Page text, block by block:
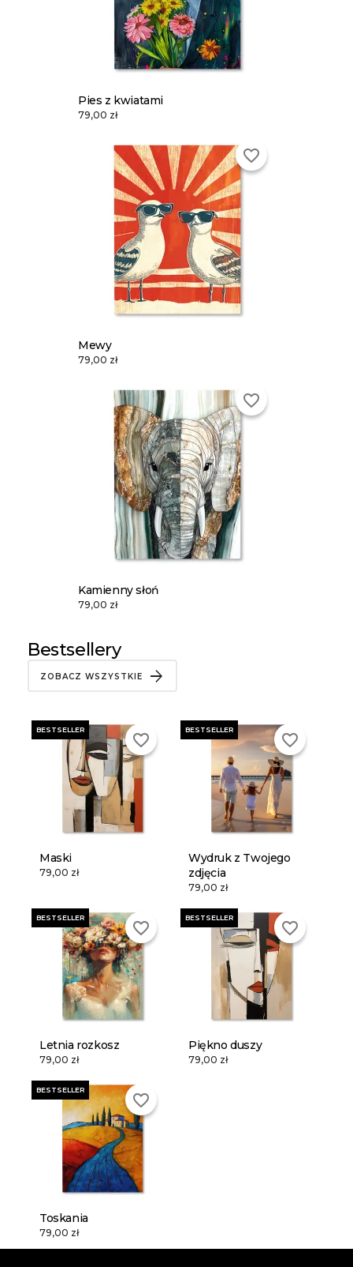
Pies z kwiatami
79,00 zł
Mewy
79,00 zł
favorite_border
Kamienny słoń
79,00 zł
favorite_border
Bestsellery
ZOBACZ WSZYSTKIE
Maski
79,00 zł
BESTSELLER
favorite_border
Wydruk z Twojego
zdjęcia
79,00 zł
BESTSELLER
favorite_border
Letnia rozkosz
79,00 zł
BESTSELLER
favorite_border
Piękno duszy
79,00 zł
BESTSELLER
favorite_border
Toskania
79,00 zł
BESTSELLER
favorite_border